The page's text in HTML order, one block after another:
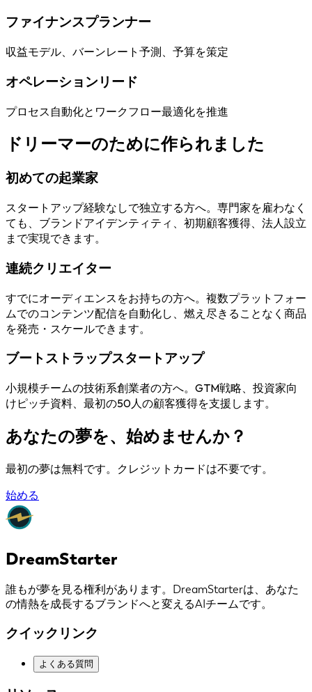
ファイナンスプランナー
収益モデル、バーンレート予測、予算を策定
オペレーションリード
プロセス自動化とワークフロー最適化を推進
ドリーマーのために作られました
初めての起業家
スタートアップ経験なしで独立する方へ。専門家を雇わなく
ても、ブランドアイデンティティ、初期顧客獲得、法人設立
まで実現できます。
連続クリエイター
すでにオーディエンスをお持ちの方へ。複数プラットフォー
ムでのコンテンツ配信を自動化し、燃え尽きることなく商品
を発売・スケールできます。
ブートストラップスタートアップ
小規模チームの技術系創業者の方へ。GTM戦略、投資家向
けピッチ資料、最初の50人の顧客獲得を支援します。
あなたの夢を、始めませんか？
最初の夢は無料です。クレジットカードは不要です。
始める
DreamStarter
誰もが夢を見る権利があります。DreamStarterは、あなた
の情熱を成長するブランドへと変えるAIチームです。
クイックリンク
よくある質問